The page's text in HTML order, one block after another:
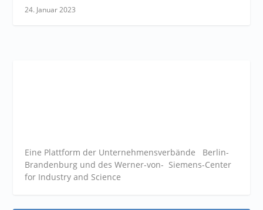
24. Januar 2023
Eine Plattform der Unternehmensverbände Berlin-
Brandenburg und des Werner-von- Siemens-Center
for Industry and Science